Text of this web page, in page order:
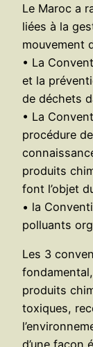
Le Maroc a
liées à la
mouvement
• La
et la
de déchets
• La
procédure
produits
font l’objet
• la
polluants
Les 3
produits
toxiques,
d’une façon